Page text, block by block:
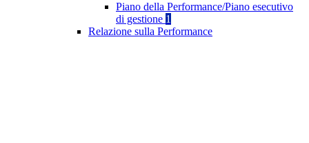
Piano della Performance/Piano esecutivo
di gestione 1
Relazione sulla Performance